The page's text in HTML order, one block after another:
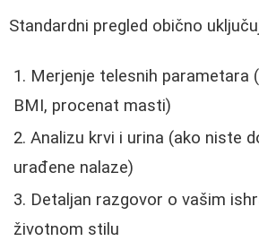
Standardni pregled obično
Merjenje telesnih parametara
BMI, procenat masti)
Analizu krvi i urina (ako niste
urađene nalaze)
Detaljan razgovor o vašim
životnom stilu